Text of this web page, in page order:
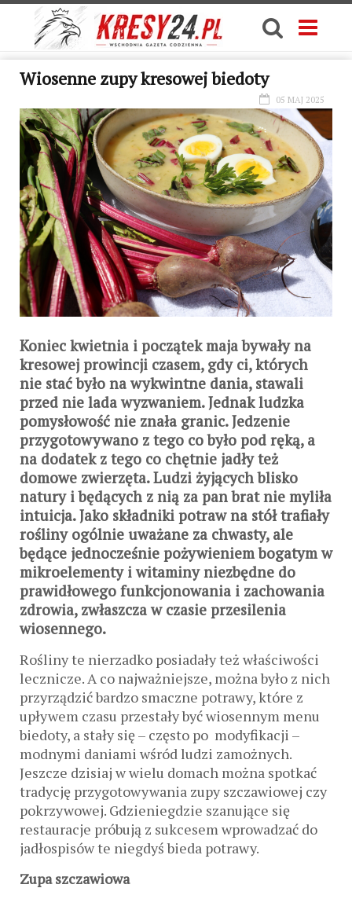
Wiosenne zupy kresowej biedoty
05 MAJ 2025
Koniec kwietnia i początek maja bywały na
kresowej prowincji czasem, gdy ci, których
nie stać było na wykwintne dania, stawali
przed nie lada wyzwaniem. Jednak ludzka
pomysłowość nie znała granic. Jedzenie
przygotowywano z tego co było pod ręką, a
na dodatek z tego co chętnie jadły też
domowe zwierzęta. Ludzi żyjących blisko
natury i będących z nią za pan brat nie myliła
intuicja. Jako składniki potraw na stół trafiały
rośliny ogólnie uważane za chwasty, ale
będące jednocześnie pożywieniem bogatym w
mikroelementy i witaminy niezbędne do
prawidłowego funkcjonowania i zachowania
zdrowia, zwłaszcza w czasie przesilenia
wiosennego.
Rośliny te nierzadko posiadały też właściwości
lecznicze. A co najważniejsze, można było z nich
przyrządzić bardzo smaczne potrawy, które z
upływem czasu przestały być wiosennym menu
biedoty, a stały się – często po modyfikacji –
modnymi daniami wśród ludzi zamożnych.
Jeszcze dzisiaj w wielu domach można spotkać
tradycję przygotowywania zupy szczawiowej czy
pokrzywowej. Gdzieniegdzie szanujące się
restauracje próbują z sukcesem wprowadzać do
jadłospisów te niegdyś bieda potrawy.
Zupa szczawiowa